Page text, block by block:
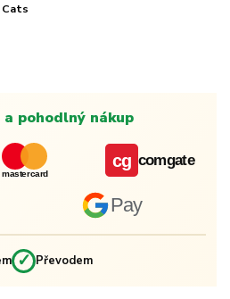
Cats
pohodlný nákup
mastercard
Pay
cg comgate
✓ Převodem